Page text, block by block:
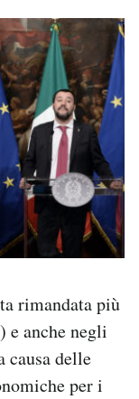
rimandata più
) e anche negli
delle
per i